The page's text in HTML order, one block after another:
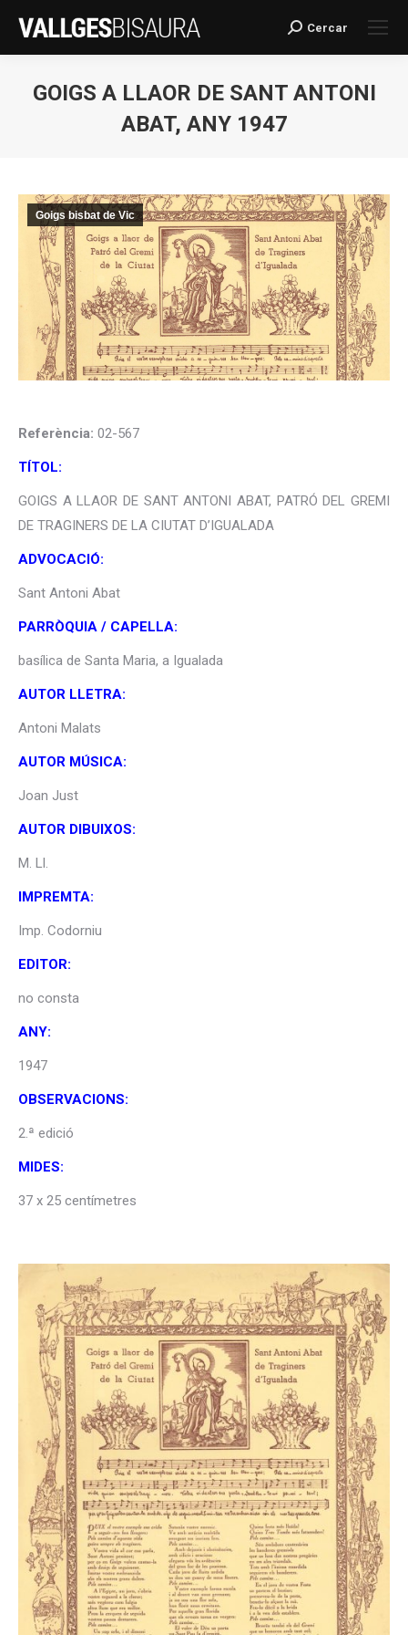
Search:
Cercar
GOIGS A LLAOR DE SANT ANTONI
ABAT, ANY 1947
Goigs bisbat de Vic
Referència: 02-567
TÍTOL:
GOIGS A LLAOR DE SANT ANTONI ABAT, PATRÓ DEL GREMI
DE TRAGINERS DE LA CIUTAT D’IGUALADA
ADVOCACIÓ:
Sant Antoni Abat
PARRÒQUIA / CAPELLA:
basílica de Santa Maria, a Igualada
AUTOR LLETRA:
Antoni Malats
AUTOR MÚSICA:
Joan Just
AUTOR DIBUIXOS:
M. Ll.
IMPREMTA:
Imp. Codorniu
EDITOR:
no consta
ANY:
1947
OBSERVACIONS:
2.ª edició
MIDES:
37 x 25 centímetres